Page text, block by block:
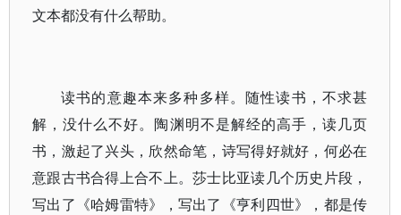
文本都没有什么帮助。
读书的意趣本来多种多样。随性读书，不求甚
解，没什么不好。陶渊明不是解经的高手，读几页
书，激起了兴头，欣然命笔，诗写得好就好，何必在
意跟古书合得上合不上。莎士比亚读几个历史片段，
写出了《哈姆雷特》，写出了《亨利四世》，都是传